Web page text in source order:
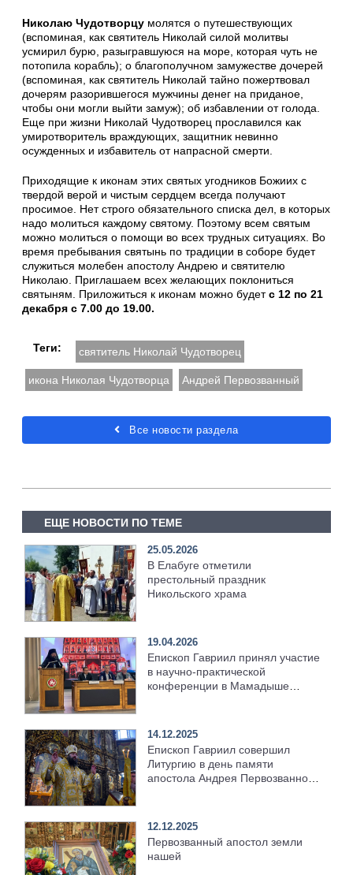
Николаю Чудотворцу молятся о путешествующих
(вспоминая, как святитель Николай силой молитвы
усмирил бурю, разыгравшуюся на море, которая чуть не
потопила корабль); о благополучном замужестве дочерей
(вспоминая, как святитель Николай тайно пожертвовал
дочерям разорившегося мужчины денег на приданое,
чтобы они могли выйти замуж); об избавлении от голода.
Еще при жизни Николай Чудотворец прославился как
умиротворитель враждующих, защитник невинно
осужденных и избавитель от напрасной смерти.
Приходящие к иконам этих святых угодников Божиих с
твердой верой и чистым сердцем всегда получают
просимое. Нет строго обязательного списка дел, в которых
надо молиться каждому святому. Поэтому всем святым
можно молиться о помощи во всех трудных ситуациях. Во
время пребывания святынь по традиции в соборе будет
служиться молебен апостолу Андрею и святителю
Николаю. Приглашаем всех желающих поклониться
святыням. Приложиться к иконам можно будетс 12 по 21
декабря с 7.00 до 19.00.
Теги: святитель Николай Чудотворец
икона Николая Чудотворца Андрей Первозванный
Все новости раздела
ЕЩЕ НОВОСТИ ПО ТЕМЕ
25.05.2026
В Елабуге отметили
престольный праздник
Никольского храма
19.04.2026
Епископ Гавриил принял участие
в научно-практической
конференции в Мамадыше
14.12.2025
Епископ Гавриил совершил
Литургию в день памяти
апостола Андрея Первозванного
12.12.2025
Первозванный апостол земли
нашей